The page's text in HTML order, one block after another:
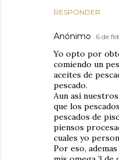
RESPONDER
Anónimo 6 de
Yo opto por
comiendo un
aceites de
pescado.
Aun así
que los
pescados de
piensos
cuales yo
Por eso,